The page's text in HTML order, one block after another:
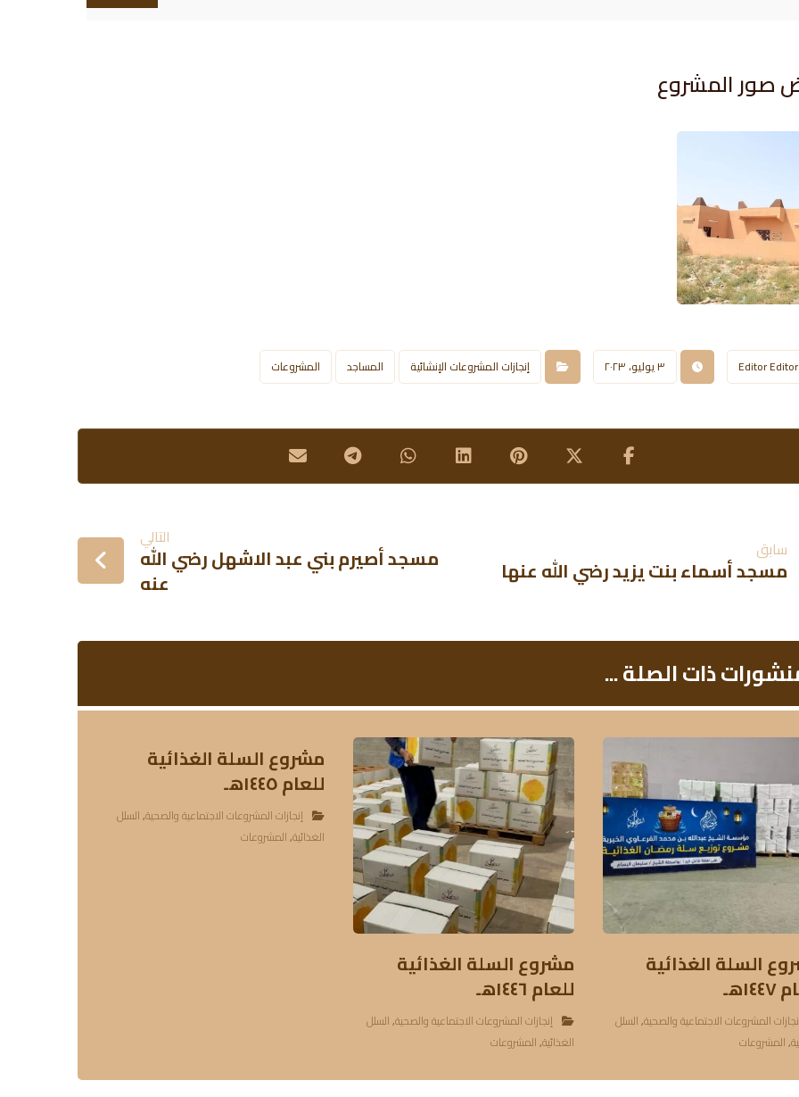
صور المشروع​
Editor Editor ٣ يوليو، ٢٠٢٣ إنجازات المشروعات الإنشائية المساجد المشروعات
سابق
مسجد أسماء بنت يزيد رضي الله عنها
التالي
مسجد أصيرم بني عبد الاشهل رضي الله
عنه
ذات الصلة ...
السلة الغذائية
المشروعات الاجتماعية والصحية,السلل
,المشروعات
مشروع السلة الغذائية
للعام ١٤٤٦هـ
إنجازات المشروعات الاجتماعية والصحية,السلل
الغذائية,المشروعات
مشروع السلة الغذائية
للعام ١٤٤٥هـ
إنجازات المشروعات الاجتماعية والصحية,السلل
الغذائية,المشروعات